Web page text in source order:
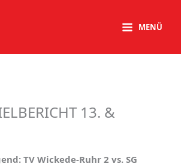
MENÜ
13. &
TV Wickede-Ruhr 2 vs. SG